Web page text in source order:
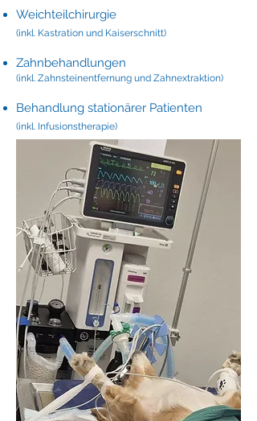
Weichteilchirurgie
(inkl. Kastration und Kaiserschnitt)
Zahnbehandlungen
(inkl. Zahnsteinentfernung und Zahnextraktion)
​Behandlung stationärer Patienten
(inkl. Infusionstherapie)